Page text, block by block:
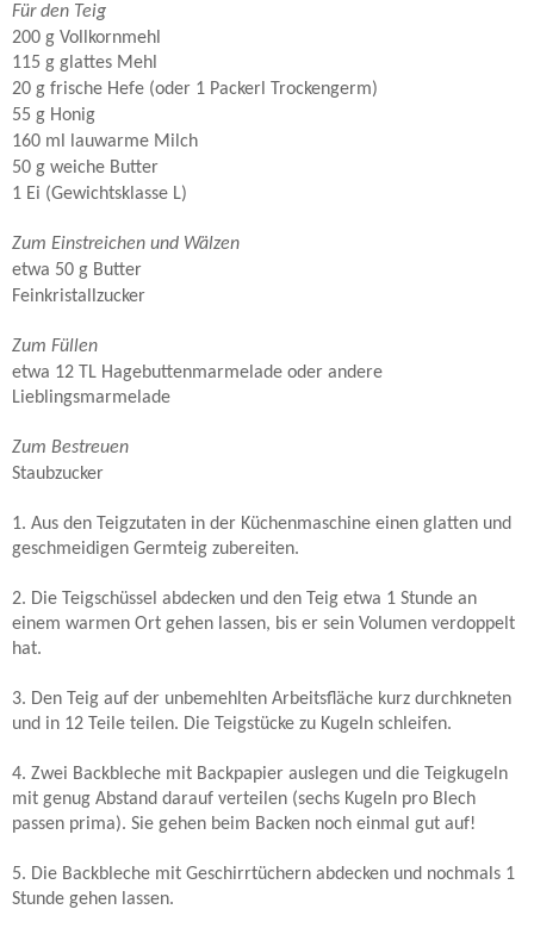
Für den Teig
200 g Vollkornmehl
115 g glattes Mehl
20 g frische Hefe (oder 1 Packerl Trockengerm)
55 g Honig
160 ml lauwarme Milch
50 g weiche Butter
1 Ei (Gewichtsklasse L)
Zum Einstreichen und Wälzen
etwa 50 g Butter
Feinkristallzucker
Zum Füllen
etwa 12 TL Hagebuttenmarmelade oder andere
Lieblingsmarmelade
Zum Bestreuen
Staubzucker
1. Aus den Teigzutaten in der Küchenmaschine einen glatten und
geschmeidigen Germteig zubereiten.
2. Die Teigschüssel abdecken und den Teig etwa 1 Stunde an
einem warmen Ort gehen lassen, bis er sein Volumen verdoppelt
hat.
3. Den Teig auf der unbemehlten Arbeitsfläche kurz durchkneten
und in 12 Teile teilen. Die Teigstücke zu Kugeln schleifen.
4. Zwei Backbleche mit Backpapier auslegen und die Teigkugeln
mit genug Abstand darauf verteilen (sechs Kugeln pro Blech
passen prima). Sie gehen beim Backen noch einmal gut auf!
5. Die Backbleche mit Geschirrtüchern abdecken und nochmals 1
Stunde gehen lassen.